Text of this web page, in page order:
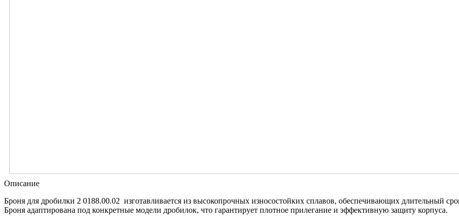
Описание
Броня для дробилки 2 0188.00.02 изготавливается из высокопрочных износостойких сплавов, обеспечивающих длительный
Броня адаптирована под конкретные модели дробилок, что гарантирует плотное прилегание и эффективную защиту корпуса.